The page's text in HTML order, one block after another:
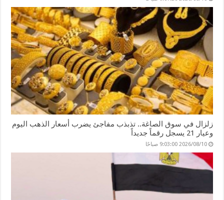
زلزال في سوق الصاغة.. تذبذب مفاجئ يضرب أسعار الذهب اليوم
وعيار 21 يسجل رقماً جديداً
2026/08/10 9:03:00 صباحًا